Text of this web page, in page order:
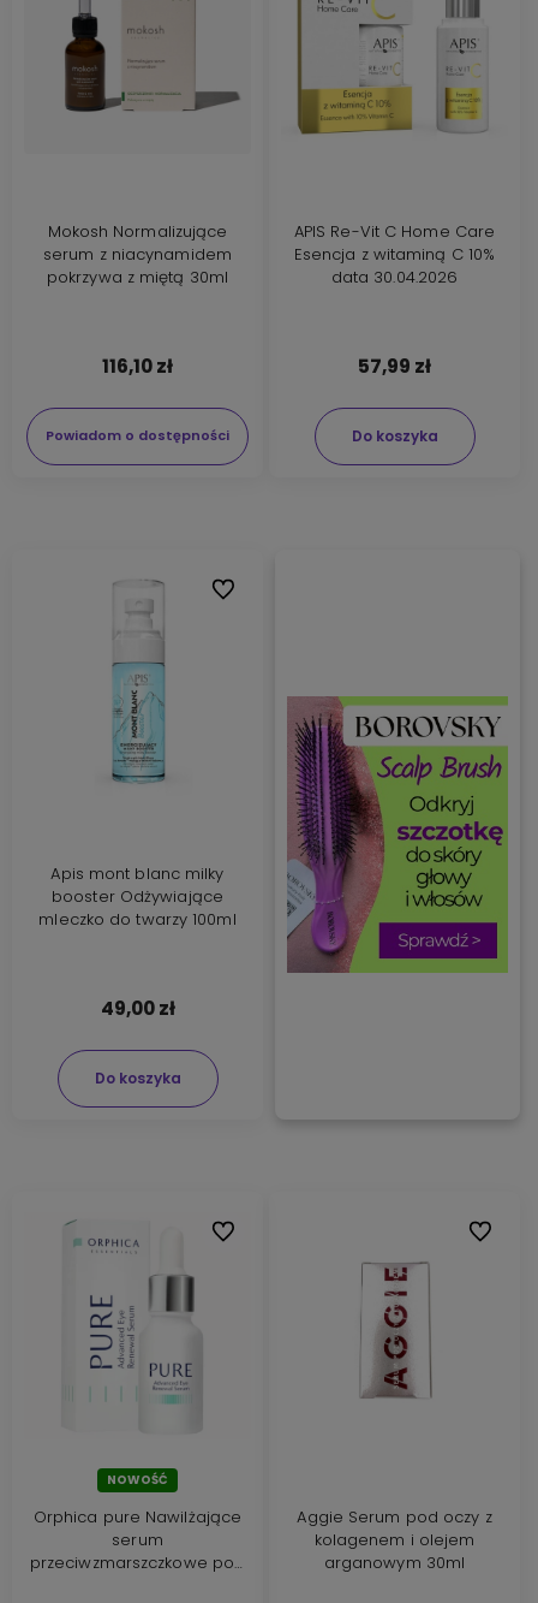
Mokosh Normalizujące
serum z niacynamidem
pokrzywa z miętą 30ml
116,10 zł
Powiadom o dostępności
APIS Re-Vit C Home Care
Esencja z witaminą C 10%
data 30.04.2026
57,99 zł
Do koszyka
Apis mont blanc milky
booster Odżywiające
mleczko do twarzy 100ml
49,00 zł
Do koszyka
Do ulubionych
NOWOŚĆ
Orphica pure Nawilżające
serum
przeciwzmarszczkowe pod
Do ulubionych
Aggie Serum pod oczy z
kolagenem i olejem
arganowym 30ml
Do